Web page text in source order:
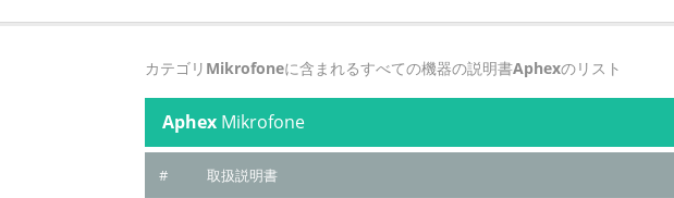
カテゴリ Mikrofoneに含まれるすべての機器の説明書Aphexのリスト
Aphex Mikrofone
# 取扱説明書